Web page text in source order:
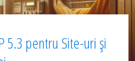
5.3 pentru Site-uri și